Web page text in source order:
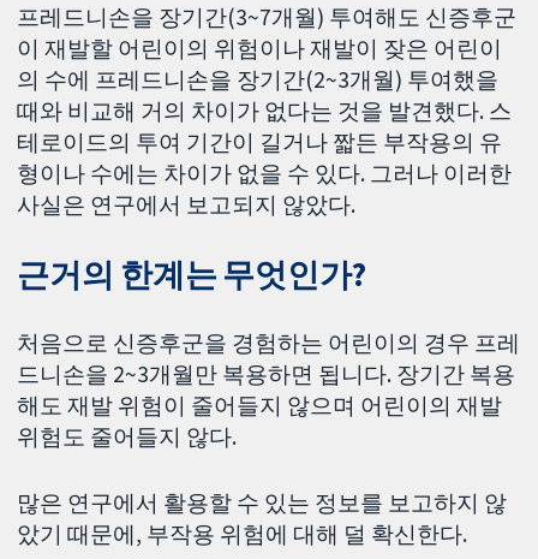
프레드니손을 장기간(3~7개월) 투여해도 신증후군
이 재발할 어린이의 위험이나 재발이 잦은 어린이
의 수에 프레드니손을 장기간(2~3개월) 투여했을
때와 비교해 거의 차이가 없다는 것을 발견했다. 스
테로이드의 투여 기간이 길거나 짧든 부작용의 유
형이나 수에는 차이가 없을 수 있다. 그러나 이러한
사실은 연구에서 보고되지 않았다.
근거의 한계는 무엇인가?
처음으로 신증후군을 경험하는 어린이의 경우 프레
드니손을 2~3개월만 복용하면 됩니다. 장기간 복용
해도 재발 위험이 줄어들지 않으며 어린이의 재발
위험도 줄어들지 않다.
많은 연구에서 활용할 수 있는 정보를 보고하지 않
았기 때문에, 부작용 위험에 대해 덜 확신한다.